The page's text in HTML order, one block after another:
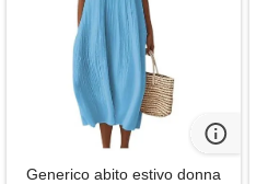
Generico abito estivo donna